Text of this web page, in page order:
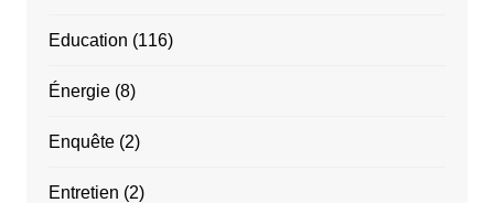
Education (116)
Énergie(8)
Enquête(2)
Entretien (2)